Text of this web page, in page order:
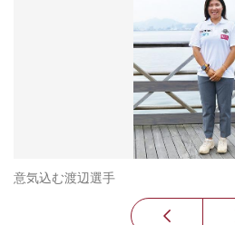
意気込む渡辺選手